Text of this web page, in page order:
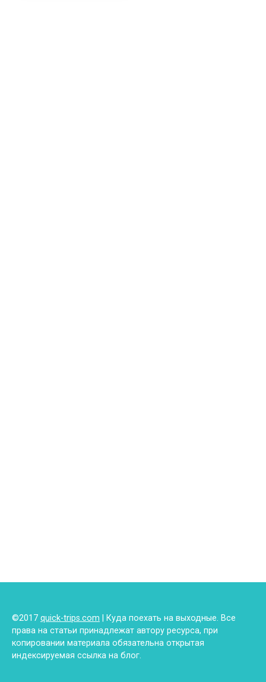
©2017 quick-trips.com | Куда поехать на выходные. Все
права на статьи принадлежат автору ресурса, при
копировании материала обязательна открытая
индексируемая ссылка на блог.